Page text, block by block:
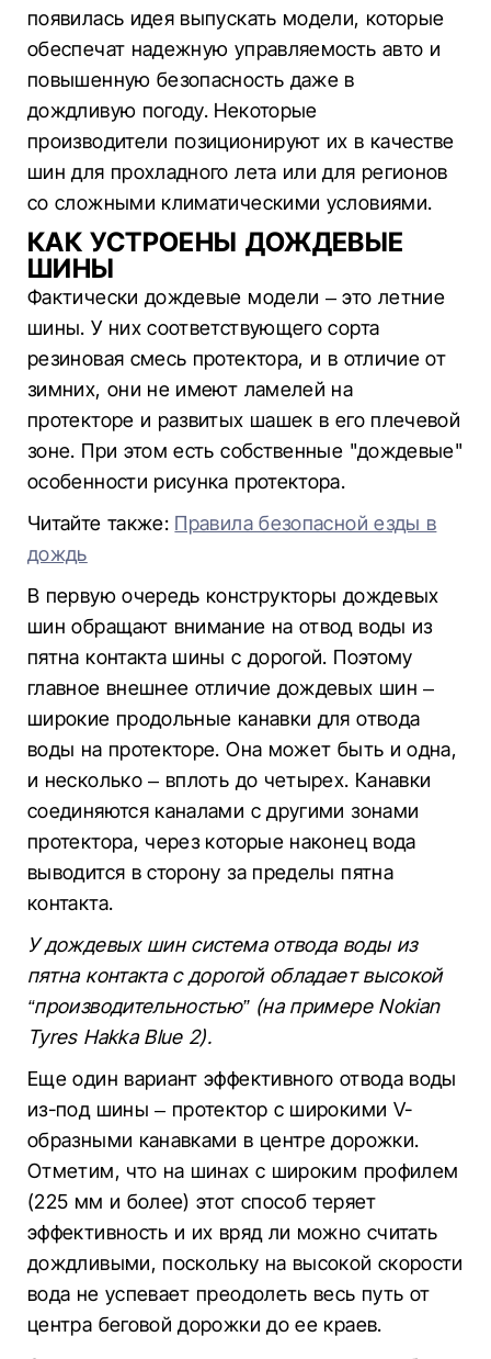
появилась идея выпускать модели, которые
обеспечат надежную управляемость авто и
повышенную безопасность даже в
дождливую погоду. Некоторые
производители позиционируют их в качестве
шин для прохладного лета или для регионов
со сложными климатическими условиями.
КАК УСТРОЕНЫ ДОЖДЕВЫЕ
ШИНЫ
Фактически дождевые модели – это летние
шины. У них соответствующего сорта
резиновая смесь протектора, и в отличие от
зимних, они не имеют ламелей на
протекторе и развитых шашек в его плечевой
зоне. При этом есть собственные "дождевые"
особенности рисунка протектора.
Читайте также: Правила безопасной езды в
дождь
В первую очередь конструкторы дождевых
шин обращают внимание на отвод воды из
пятна контакта шины с дорогой. Поэтому
главное внешнее отличие дождевых шин –
широкие продольные канавки для отвода
воды на протекторе. Она может быть и одна,
и несколько – вплоть до четырех. Канавки
соединяются каналами с другими зонами
протектора, через которые наконец вода
выводится в сторону за пределы пятна
контакта.
У дождевых шин система отвода воды из
пятна контакта с дорогой обладает высокой
“производительностью” (на примере Nokian
Tyres Hakka Blue 2).
Еще один вариант эффективного отвода воды
из-под шины – протектор с широкими V-
образными канавками в центре дорожки.
Отметим, что на шинах с широким профилем
(225 мм и более) этот способ теряет
эффективность и их вряд ли можно считать
дождливыми, поскольку на высокой скорости
вода не успевает преодолеть весь путь от
центра беговой дорожки до ее краев.